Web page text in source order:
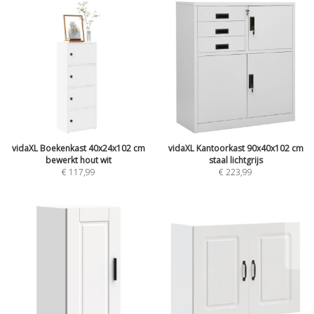
vidaXL Boekenkast 40x24x102 cm
bewerkt hout wit
€ 117,99
vidaXL Kantoorkast 90x40x102 cm
staal lichtgrijs
€223,99